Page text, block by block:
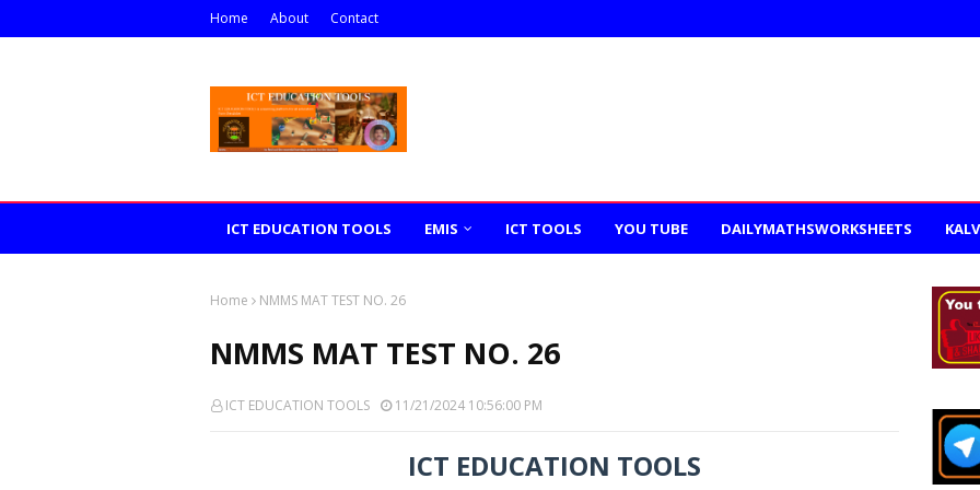
Home About Contact
ICT EDUCATION TOOLS EMIS ICT TOOLS YOU TUBE DAILYMATHSWORKSHEETS
Home NMMS MAT TEST NO. 26
NMMS MAT TEST NO. 26
ICT EDUCATION TOOLS 11/21/2024 10:56:00 PM
ICT EDUCATION TOOLS